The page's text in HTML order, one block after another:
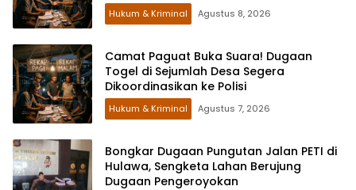
Hukum & Kriminal Agustus 8, 2026
Camat Paguat Buka Suara! Dugaan
Togel di Sejumlah Desa Segera
Dikoordinasikan ke Polisi
Hukum & Kriminal Agustus 7, 2026
Bongkar Dugaan Pungutan Jalan PETI di
Hulawa, Sengketa Lahan Berujung
Dugaan Pengeroyokan